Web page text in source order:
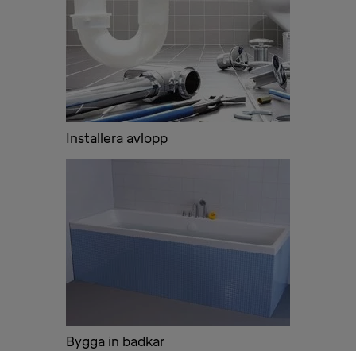
Installera avlopp
Bygga in badkar